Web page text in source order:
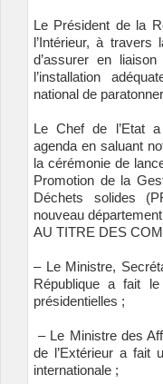
Le Président de la
l’Intérieur, à
d’assurer en
l’installation
national de
Le Chef de l’Etat
agenda en saluant
la cérémonie de
Promotion de la
Déchets solides
nouveau
AU TITRE DES
– Le Ministre,
République a fait
présidentielles ;
– Le Ministre des
de l’Extérieur a fait
internationale ;